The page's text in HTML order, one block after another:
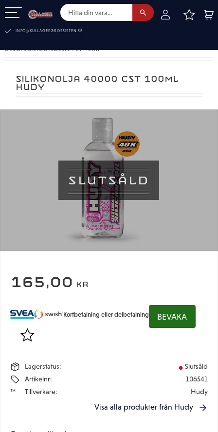
INFO@KULLAGERGROSSISTEN.SE
OLJOR. SILICONOLJA. FETT. LIM
SILIKONOLJA 40000 CST 100ML
HUDY
SLUTSÅLD
165,00 KR
Lägg till i favoriter
Kortbetalning eller delbetalning BEVAKA
Lagerstatus
Slutsåld
Artikelnr
106541
Tillverkare
Hudy
Visa alla produkter från Hudy